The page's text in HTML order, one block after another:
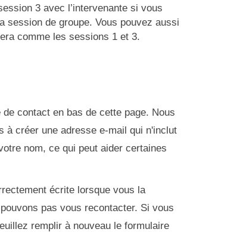
3 avec l’intervenante si vous
session de groupe. Vous pouvez aussi
comme les sessions 1 et 3.
contact en bas de cette page. Nous
à créer une adresse e-mail qui n'inclut
nom, ce qui peut aider certaines
écrite lorsque vous la
pas vous recontacter. Si vous
remplir à nouveau le formulaire